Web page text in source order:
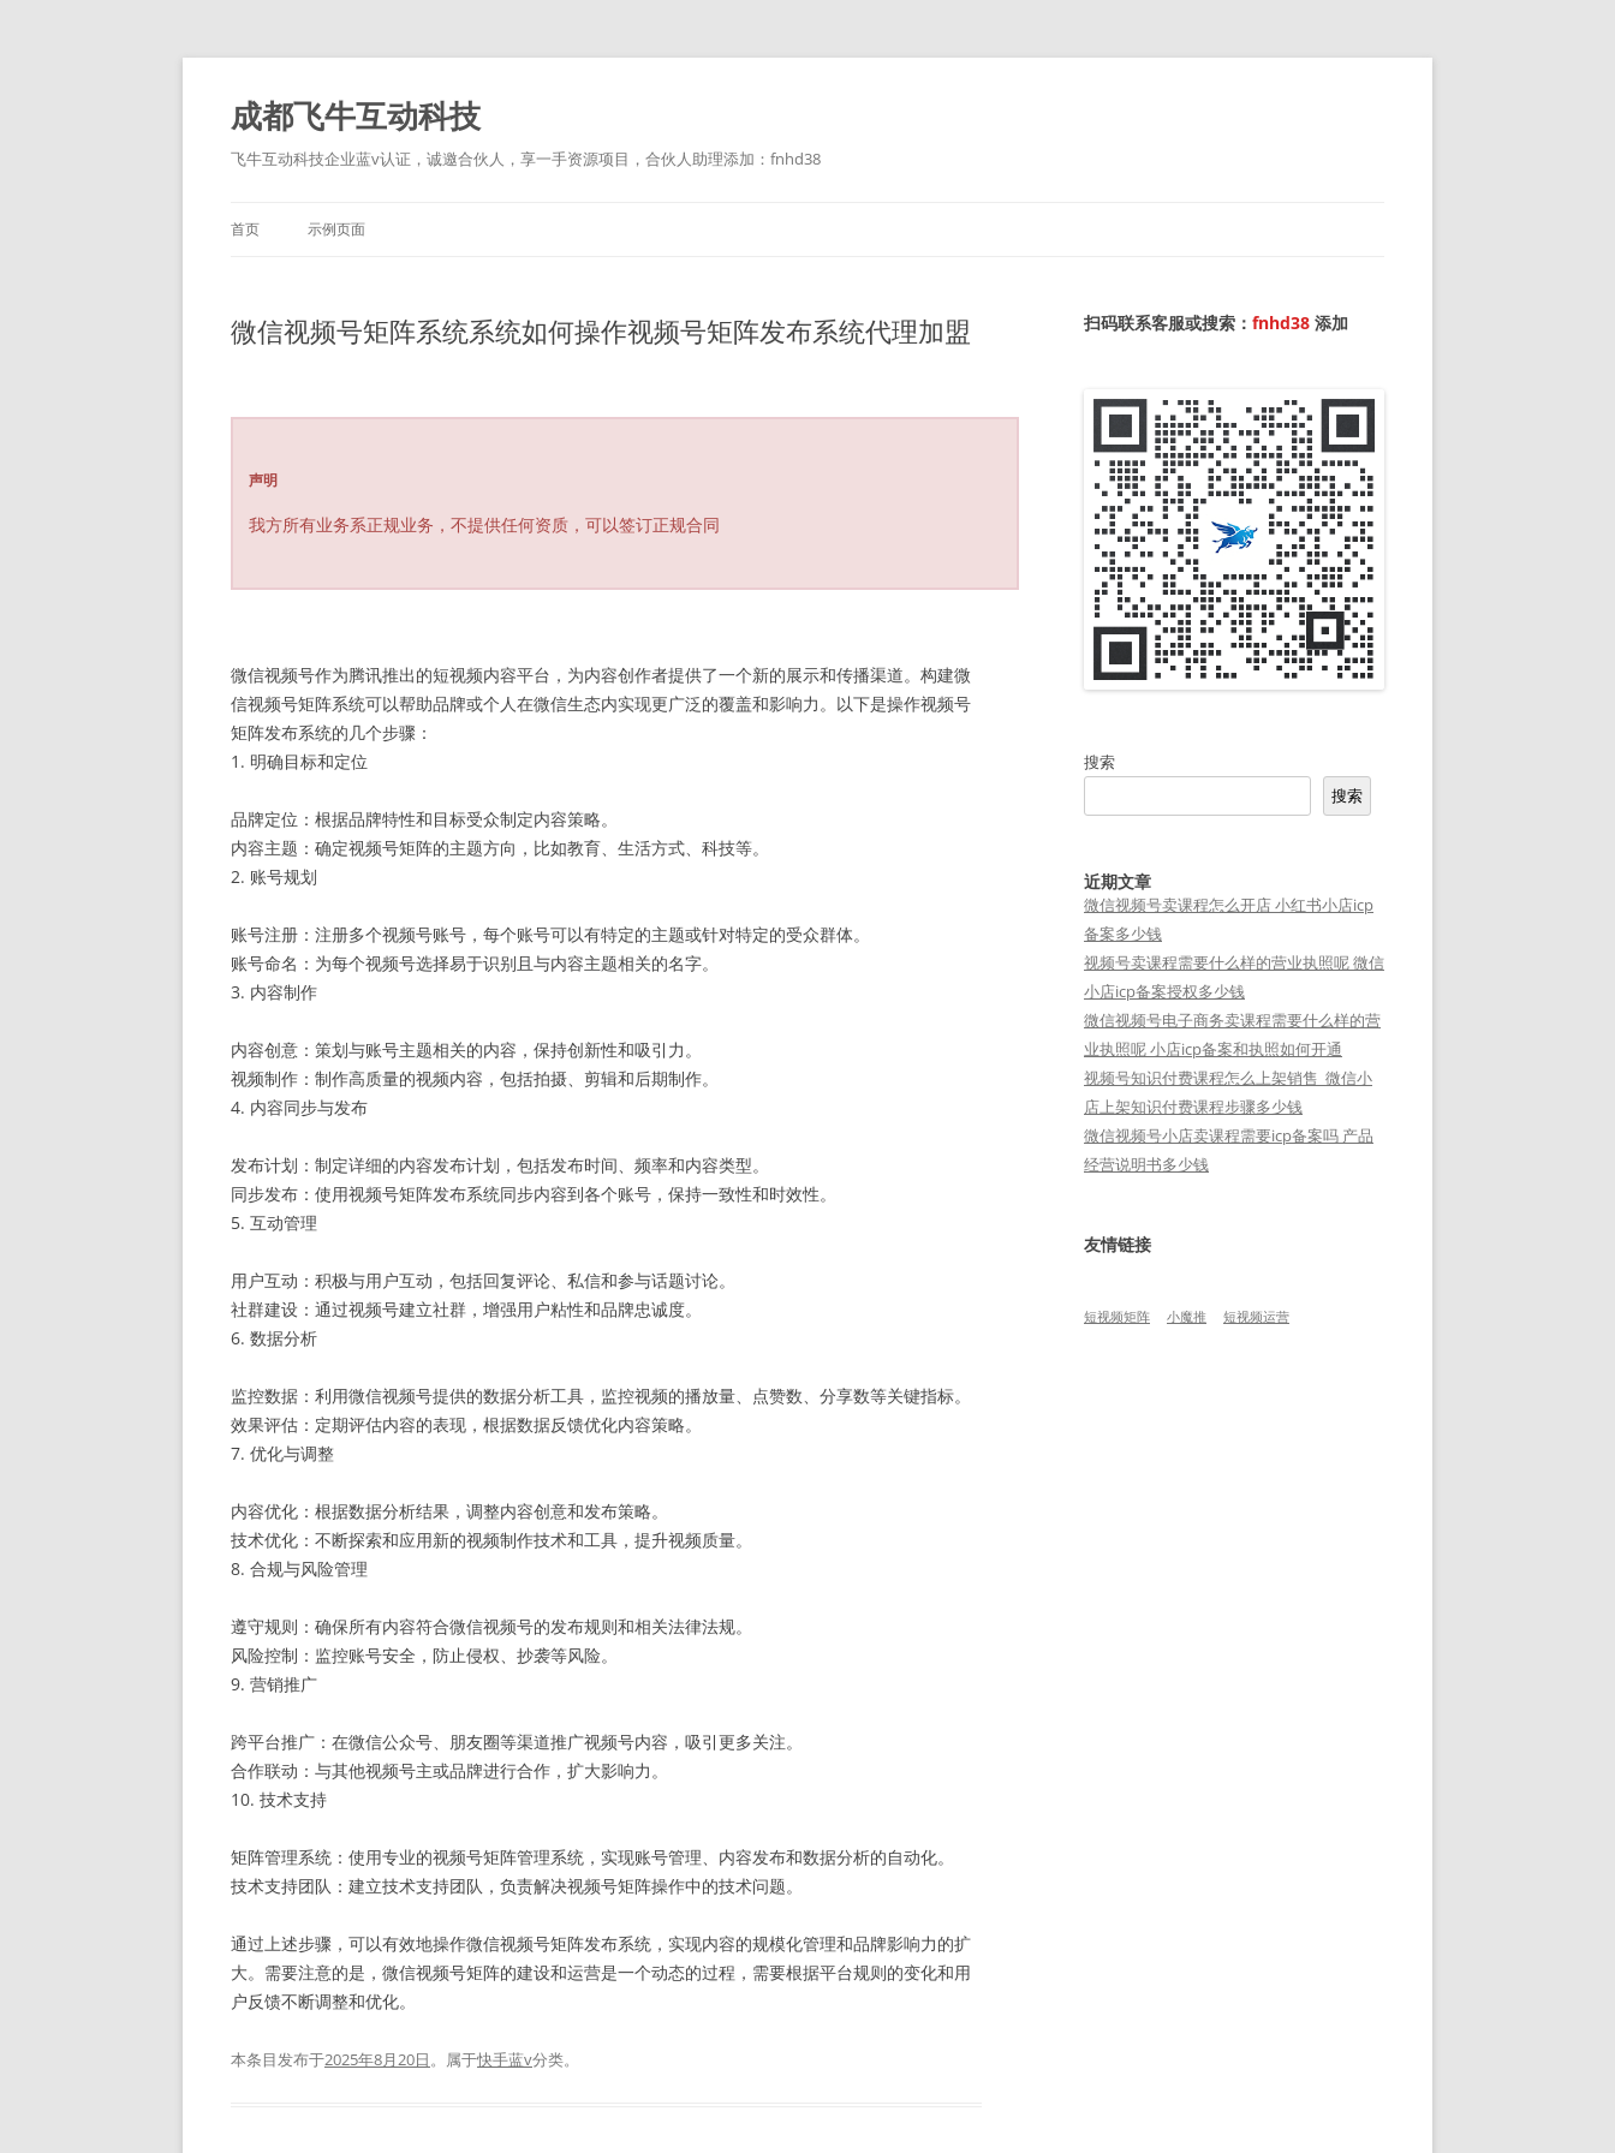
跳
文
成都飞牛互动科技
飞牛互动科技企业蓝v认证，诚邀合伙人，享一手资源项目，合伙人助理添加：fnhd38
首页 示例页面
微信视频号矩阵系统系统如何操作视频号矩阵发布系统代理加盟
声明
我方所有业务系正规业务，不提供任何资质，可以签订正规合同
微信视频号作为腾讯推出的短视频内容平台，为内容创作者提供了一个新的展示和传播渠道。构建微
信视频号矩阵系统可以帮助品牌或个人在微信生态内实现更广泛的覆盖和影响力。以下是操作视频号
矩阵发布系统的几个步骤：
1. 明确目标和定位
品牌定位：根据品牌特性和目标受众制定内容策略。
内容主题：确定视频号矩阵的主题方向，比如教育、生活方式、科技等。
2. 账号规划
账号注册：注册多个视频号账号，每个账号可以有特定的主题或针对特定的受众群体。
账号命名：为每个视频号选择易于识别且与内容主题相关的名字。
3. 内容制作
内容创意：策划与账号主题相关的内容，保持创新性和吸引力。
视频制作：制作高质量的视频内容，包括拍摄、剪辑和后期制作。
4. 内容同步与发布
发布计划：制定详细的内容发布计划，包括发布时间、频率和内容类型。
同步发布：使用视频号矩阵发布系统同步内容到各个账号，保持一致性和时效性。
5. 互动管理
用户互动：积极与用户互动，包括回复评论、私信和参与话题讨论。
社群建设：通过视频号建立社群，增强用户粘性和品牌忠诚度。
6. 数据分析
监控数据：利用微信视频号提供的数据分析工具，监控视频的播放量、点赞数、分享数等关键指标。
效果评估：定期评估内容的表现，根据数据反馈优化内容策略。
7. 优化与调整
内容优化：根据数据分析结果，调整内容创意和发布策略。
技术优化：不断探索和应用新的视频制作技术和工具，提升视频质量。
8. 合规与风险管理
遵守规则：确保所有内容符合微信视频号的发布规则和相关法律法规。
风险控制：监控账号安全，防止侵权、抄袭等风险。
9. 营销推广
跨平台推广：在微信公众号、朋友圈等渠道推广视频号内容，吸引更多关注。
合作联动：与其他视频号主或品牌进行合作，扩大影响力。
10. 技术支持
矩阵管理系统：使用专业的视频号矩阵管理系统，实现账号管理、内容发布和数据分析的自动化。
技术支持团队：建立技术支持团队，负责解决视频号矩阵操作中的技术问题。
通过上述步骤，可以有效地操作微信视频号矩阵发布系统，实现内容的规模化管理和品牌影响力的扩
大。需要注意的是，微信视频号矩阵的建设和运营是一个动态的过程，需要根据平台规则的变化和用
户反馈不断调整和优化。
本条目发布于2025年8月20日。属于快手蓝v分类。
扫码联系客服或搜索： fnhd38 添加
搜索
搜索
近期文章
微信视频号卖课程怎么开店 小红书小店icp
备案多少钱
视频号卖课程需要什么样的营业执照呢 微信
小店icp备案授权多少钱
微信视频号电子商务卖课程需要什么样的营
业执照呢 小店icp备案和执照如何开通
视频号知识付费课程怎么上架销售_微信小
店上架知识付费课程步骤多少钱
微信视频号小店卖课程需要icp备案吗 产品
经营说明书多少钱
友情链接
短视频矩阵 小魔推 短视频运营